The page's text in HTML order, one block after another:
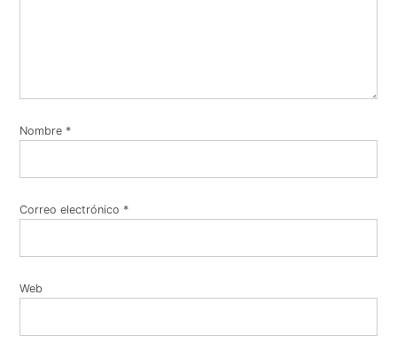
Nombre *
Correo electrónico *
Web